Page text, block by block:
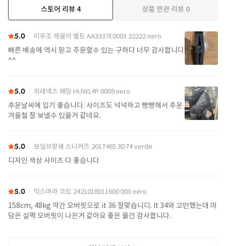
스토어 리뷰 4 상품 연관 리뷰 0
5.0 리우조 레귤러 벨트 AA3337E0003 22222 nero
빠른 배송에 역시 믿고 주문할수 있는 구하다 너무 감사합니다
^^
5.0 피레넥스 패딩 HUW14P 0009 nero
추운날씨에 입기 좋습니다. 사이즈도 넉넉하고 빵빵해서 추운
겨울철 잘 보낼수 있을거 같네요.
5.0 보일브랑쉐 스니커즈 2017465 3D74 verde
디자인 색상 사이즈 다 좋습니다
5.0 막스마라 코트 2421018011600 003 nero
158cm, 48kg 약간 오버핏으로 it 36 잘맞습니디. It 34와 고민했는데 마
담은 살짝 오버핏이 나은거 같아요 좋은 물건 감사합니다.